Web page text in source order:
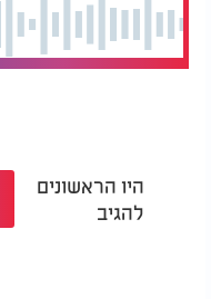
היו הראשונים
להגיב